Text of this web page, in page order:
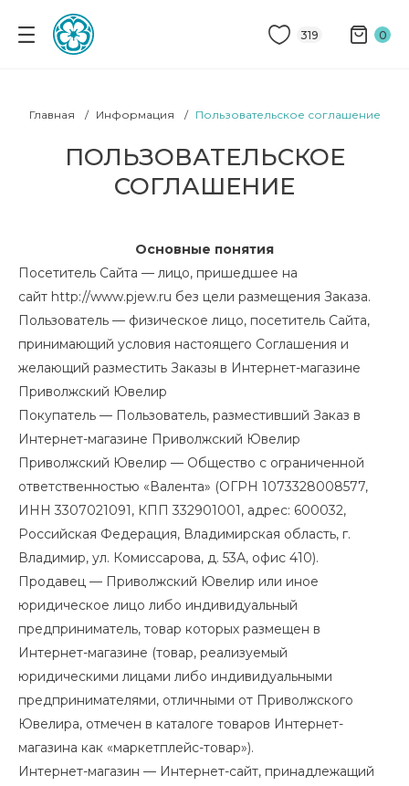
319 0
Главная Информация Пользовательское соглашение
ПОЛЬЗОВАТЕЛЬСКОЕ
СОГЛАШЕНИЕ
Основные понятия
Посетитель Сайта — лицо, пришедшее на
сайт http://www.pjew.ru без цели размещения Заказа.
Пользователь — физическое лицо, посетитель Сайта,
принимающий условия настоящего Соглашения и
желающий разместить Заказы в Интернет-магазине
Приволжский Ювелир
Покупатель — Пользователь, разместивший Заказ в
Интернет-магазине Приволжский Ювелир
Приволжский Ювелир — Общество с ограниченной
ответственностью «Валента» (ОГРН 1073328008577,
ИНН 3307021091, КПП 332901001, адрес: 600032,
Российская Федерация, Владимирская область, г.
Владимир, ул. Комиссарова, д. 53А, офис 410).
Продавец — Приволжский Ювелир или иное
юридическое лицо либо индивидуальный
предприниматель, товар которых размещен в
Интернет-магазине (товар, реализуемый
юридическими лицами либо индивидуальными
предпринимателями, отличными от Приволжского
Ювелира, отмечен в каталоге товаров Интернет-
магазина как «маркетплейс-товар»).
Интернет-магазин — Интернет-сайт, принадлежащий